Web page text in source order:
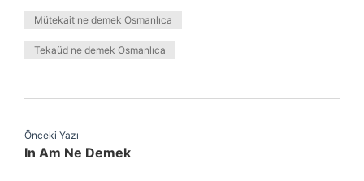
Mütekait ne demek Osmanlıca
Tekaüd ne demek Osmanlıca
Önceki Yazı
In Am Ne Demek